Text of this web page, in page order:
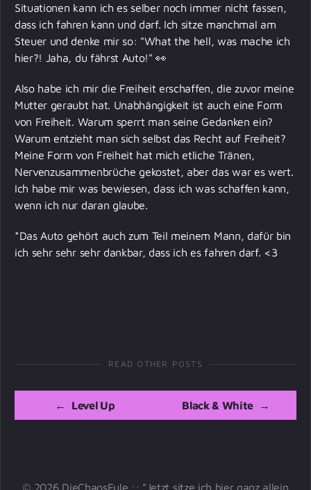
Situationen kann ich es selber noch immer nicht fassen,
dass ich fahren kann und darf. Ich sitze manchmal am
Steuer und denke mir so: "What the hell, was mache ich
hier?! Jaha, du fährst Auto!" 👀
Also habe ich mir die Freiheit erschaffen, die zuvor meine
Mutter geraubt hat. Unabhängigkeit ist auch eine Form
von Freiheit. Warum sperrt man seine Gedanken ein?
Warum entzieht man sich selbst das Recht auf Freiheit?
Meine Form von Freiheit hat mich etliche Tränen,
Nervenzusammenbrüche gekostet, aber das war es wert.
Ich habe mir was bewiesen, dass ich was schaffen kann,
wenn ich nur daran glaube.
*Das Auto gehört auch zum Teil meinem Mann, dafür bin
ich sehr sehr sehr dankbar, dass ich es fahren darf. <3
READ OTHER POSTS
← Level Up Black & White →
© 2026 DieChaosEule :: "Jetzt sitze ich hier ganz allein